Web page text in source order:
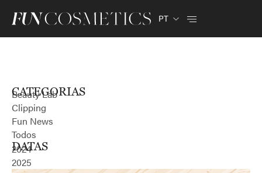
PT
CATEGORIAS
Beauty Lab
Clipping
Fun News
Todos
DATAS
2024
2025